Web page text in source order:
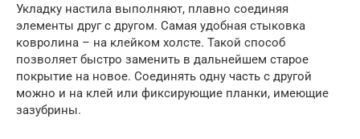
Укладку настила выполняют, плавно соединяя
элементы друг с другом. Самая удобная стыковка
ковролина – на клейком холсте. Такой способ
позволяет быстро заменить в дальнейшем старое
покрытие на новое. Соединять одну часть с другой
можно и на клей или фиксирующие планки, имеющие
зазубрины.